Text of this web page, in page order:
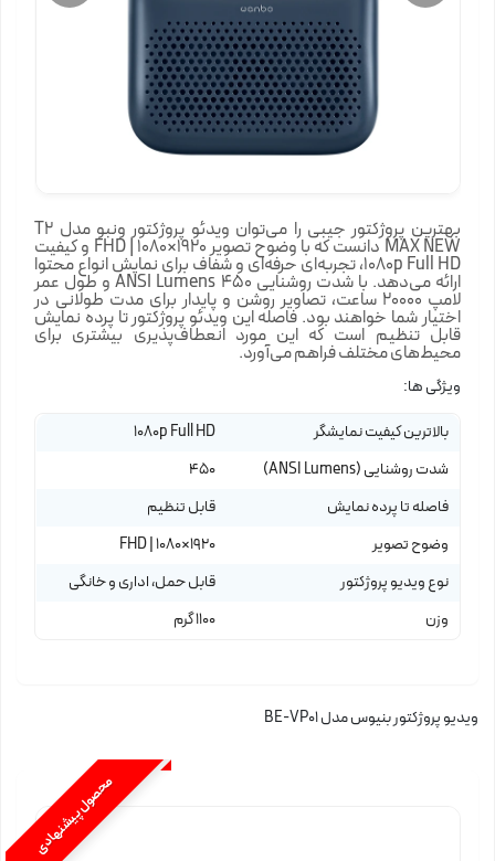
بهترین پروژکتور جیبی را می‌توان ویدئو پروژکتور ونبو مدل T2
MAX NEW دانست که با وضوح تصویر 1920×1080 | FHD و کیفیت
1080p Full HD، تجربه‌ای حرفه‌ای و شفاف برای نمایش انواع محتوا
ارائه می‌دهد. با شدت روشنایی 450 ANSI Lumens و طول عمر
لامپ 20000 ساعت، تصاویر روشن و پایدار برای مدت طولانی در
اختیار شما خواهند بود. فاصله این ویدئو پروژکتور تا پرده نمایش
قابل تنظیم است که این مورد انعطاف‌پذیری بیشتری برای
محیط‌های مختلف فراهم می‌آورد.
ویژگی ها:
بالاترین کیفیت نمایشگر
1080p Full HD
شدت روشنایی (ANSI Lumens)
450
فاصله تا پرده نمایش
قابل تنظیم
وضوح تصویر
1920×1080 | FHD
نوع ویدیو پروژکتور
قابل حمل، اداری و خانگی
وزن
1100 گرم
ویدیو پروژکتور بنیوس مدل ‌BE-VP01
محصول پیشنهادی